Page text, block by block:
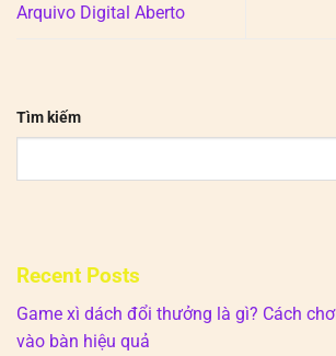
Arquivo Digital Aberto
Tìm kiếm
Recent Posts
Game xì dách đổi thưởng là gì? Cách
vào bàn hiệu quả